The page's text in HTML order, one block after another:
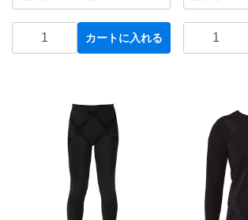
カートに入れる